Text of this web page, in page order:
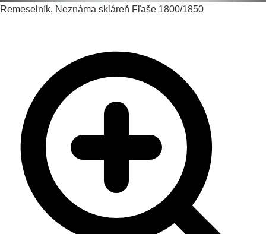
Remeselník, Neznáma skláreň Fľaše 1800/1850